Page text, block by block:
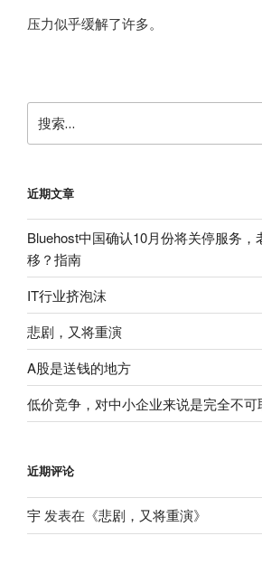
压力似乎缓解了许多。
索：
近期文章
Bluehost中国确认10月份将关停服务
移？指南
IT行业挤泡沫
悲剧，又将重演
A股是送钱的地方
低价竞争，对中小企业来说是完全不可
近期评论
宇发表在《悲剧，又将重演》